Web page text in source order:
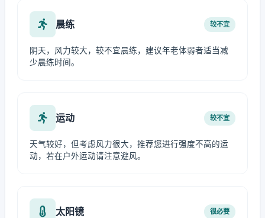
晨练 较不宜
阴天，风力较大，较不宜晨练，建议年老体弱者适当减
少晨练时间。
运动 较不宜
天气较好，但考虑风力很大，推荐您进行强度不高的运
动，若在户外运动请注意避风。
太阳镜 很必要